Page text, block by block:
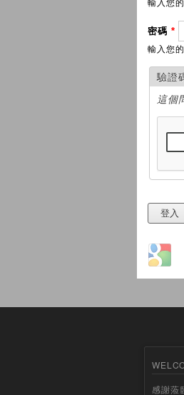
輸入您
密碼 *
輸入您的
驗證
這個
Login
感謝蒞